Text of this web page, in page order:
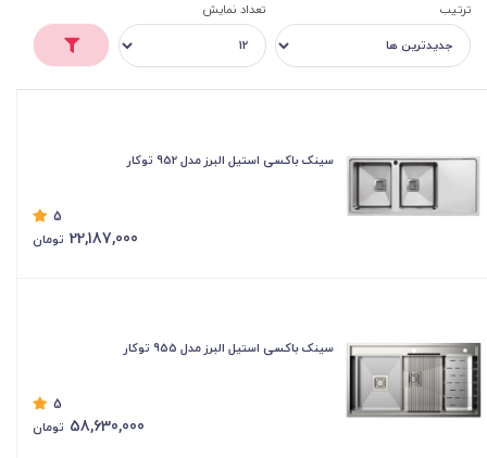
ترتیب تعداد نمایش
سینک باکسی استیل البرز مدل 952 توکار
5
22,187,000 تومان
سینک باکسی استیل البرز مدل 955 توکار
5
58,630,000 تومان